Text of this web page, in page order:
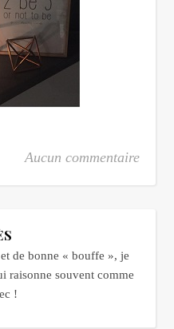
Aucun commentaire
de bonne « bouffe », je
raisonne souvent comme
!